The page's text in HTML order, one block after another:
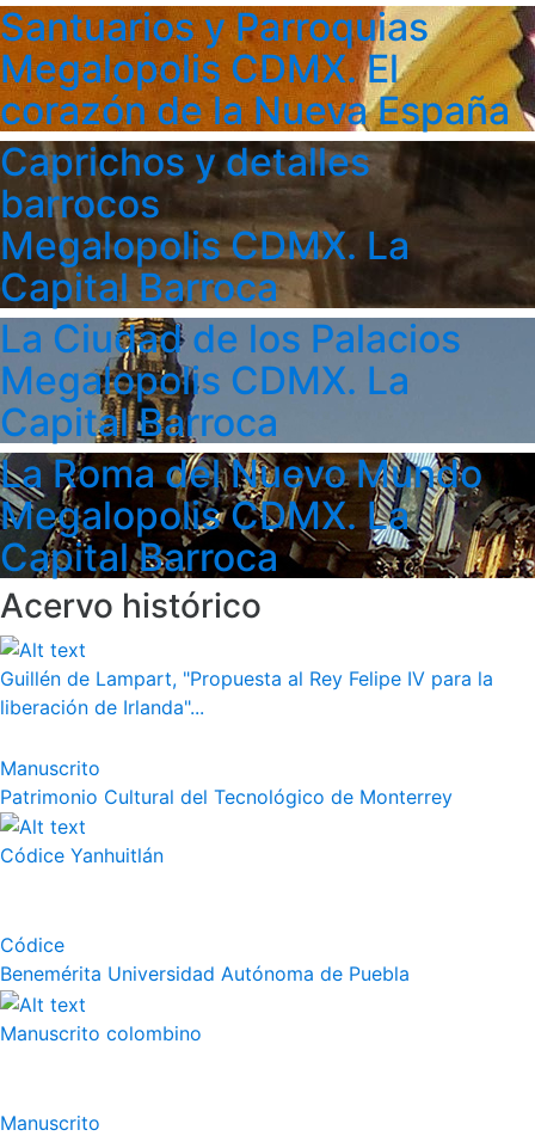
Santuarios y Parroquias
Megalopolis CDMX. El
corazón de la Nueva España
Caprichos y detalles
barrocos
Megalopolis CDMX. La
Capital Barroca
La Ciudad de los Palacios
Megalopolis CDMX. La
Capital Barroca
La Roma del Nuevo Mundo
Megalopolis CDMX. La
Capital Barroca
Acervo histórico
Guillén de Lampart, "Propuesta al Rey Felipe IV para la
liberación de Irlanda"...
Manuscrito
Patrimonio Cultural del Tecnológico de Monterrey
Códice Yanhuitlán
Códice
Benemérita Universidad Autónoma de Puebla
Manuscrito colombino
Manuscrito